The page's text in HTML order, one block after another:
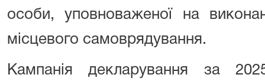
особи, уповноваженої на
місцевого самоврядування.
Кампанія декларування за